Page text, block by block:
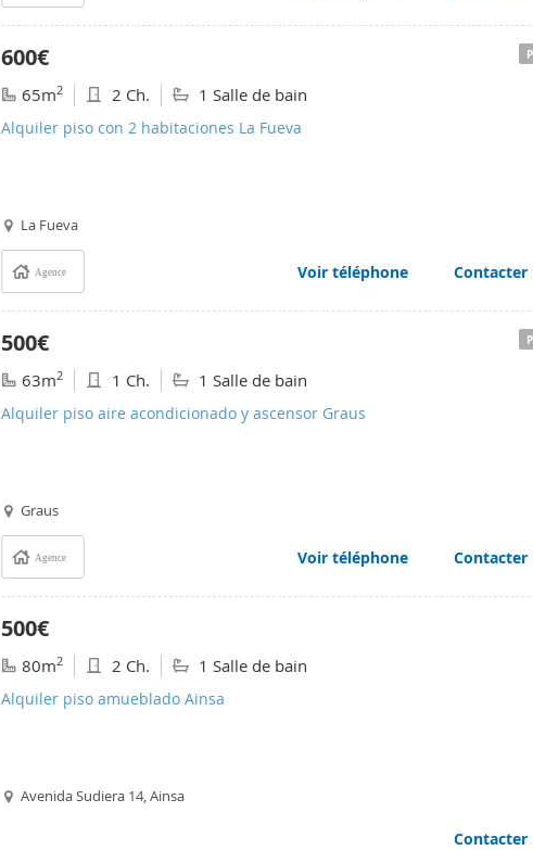
600€
65m2 2 Ch. 1 Salle de bain
Alquiler piso con 2 habitaciones La Fueva
La Fueva
Agence Voir téléphone Contacter
500€
63m2 1 Ch. 1 Salle de bain
Alquiler piso aire acondicionado y ascensor Graus
Graus
Agence Voir téléphone Contacter
500€
80m2 2 Ch. 1 Salle de bain
Alquiler piso amueblado Ainsa
Avenida Sudiera 14, Ainsa
Contacter